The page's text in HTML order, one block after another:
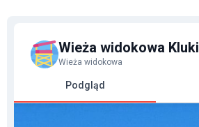
Wieża widokowa Kluki
Wieża widokowa
Podgląd